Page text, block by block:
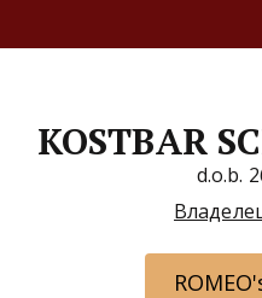
KOSTBAR
d.o.b.